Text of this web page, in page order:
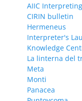
AIIC
CIRIN bulletin
Hermeneus
Interpreter's
Knowledge
La linterna del
Meta
Monti
Panacea